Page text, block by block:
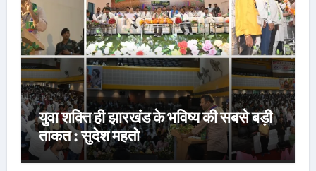
युवा शक्ति ही झारखंड के भविष्य की सबसे बड़ी
ताकत : सुदेश महतो